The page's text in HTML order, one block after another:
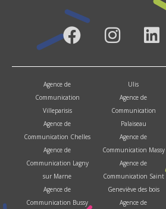
Agence de
Communication
Villeparisis
Agence de
Communication Chelles
Agence de
Communication Lagny
sur Marne
Agence de
Communication Bussy
Ulis
Agence de
Communication
Palaiseau
Agence de
Communication Massy
Agence de
Communication Saint
Geneviève des bois
Agence de